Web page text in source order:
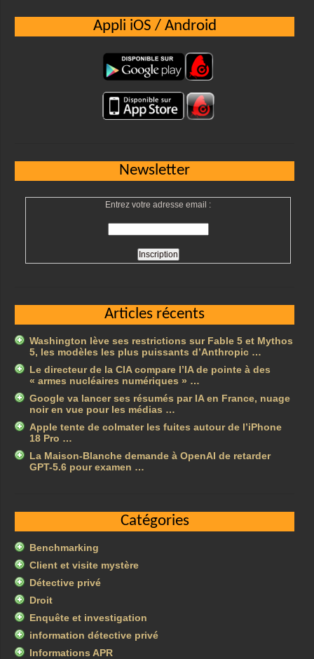
Appli iOS / Android
Newsletter
Entrez votre adresse email :
Articles récents
Washington lève ses restrictions sur Fable 5 et Mythos
5, les modèles les plus puissants d’Anthropic …
Le directeur de la CIA compare l’IA de pointe à des
« armes nucléaires numériques » …
Google va lancer ses résumés par IA en France, nuage
noir en vue pour les médias …
Apple tente de colmater les fuites autour de l’iPhone
18 Pro …
La Maison-Blanche demande à OpenAI de retarder
GPT-5.6 pour examen …
Catégories
Benchmarking
Client et visite mystère
Détective privé
Droit
Enquête et investigation
information détective privé
Informations APR